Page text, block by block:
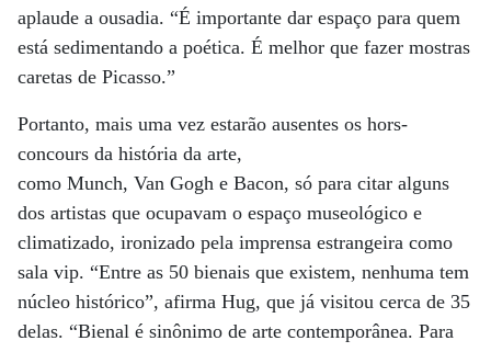
aplaude a ousadia. “É importante dar espaço para quem
está sedimentando a poética. É melhor que fazer mostras
caretas de Picasso.”
Portanto, mais uma vez estarão ausentes os hors-
concours da história da arte,
como Munch, Van Gogh e Bacon, só para citar alguns
dos artistas que ocupavam o espaço museológico e
climatizado, ironizado pela imprensa estrangeira como
sala vip. “Entre as 50 bienais que existem, nenhuma tem
núcleo histórico”, afirma Hug, que já visitou cerca de 35
delas. “Bienal é sinônimo de arte contemporânea. Para